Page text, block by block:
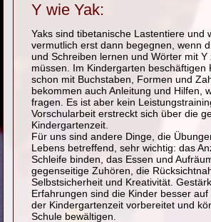
Y wie Yak:
Yaks sind tibetanische Lastentiere und
vermutlich erst dann begegnen, wenn
und Schreiben lernen und Wörter mit Y
müssen. Im Kindergarten beschäftigen
schon mit Buchstaben, Formen und
bekommen auch Anleitung und Hilfen,
fragen. Es ist aber kein
Vorschularbeit erstreckt sich über die
Kindergartenzeit.
Für uns sind andere Dinge, die
Lebens betreffend, sehr wichtig: das
Schleife binden, das Essen und
gegenseitige Zuhören, die
Selbstsicherheit und Kreativität.
Erfahrungen sind die Kinder besser
der Kindergartenzeit vorbereitet und
Schule bewältigen.